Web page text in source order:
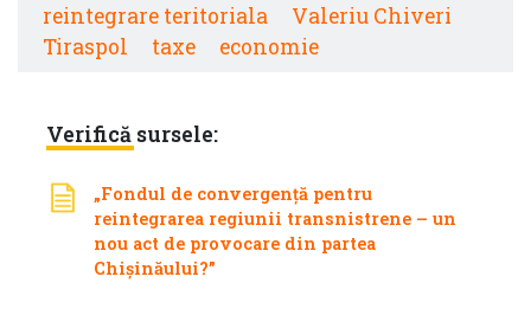
reintegrare teritoriala
Valeriu Chiveri
Tiraspol
taxe economie
Verifică sursele:
„Fondul de convergență pentru
reintegrarea regiunii transnistrene – un
nou act de provocare din partea
Chișinăului?”